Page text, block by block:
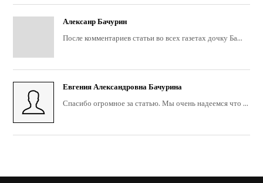
Алексанр Бачурин
После комментариев статьи во всех газетах дочку Ба...
Евгения Александровна Бачурина
Спасибо огромное за статью. Мы очень надеемся что ...